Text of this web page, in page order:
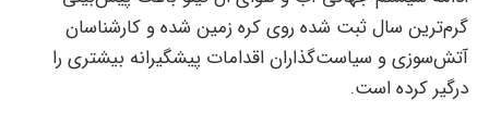
گرم‌ترین سال ثبت شده روی کره زمین شده و کارشناسان
آتش‌سوزی و سیاست‌گذاران اقدامات پیشگیرانه بیشتری را
درگیر کرده است.